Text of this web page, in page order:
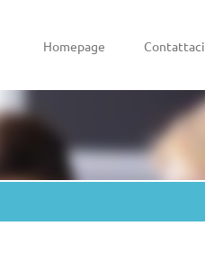
Homepage Contattaci